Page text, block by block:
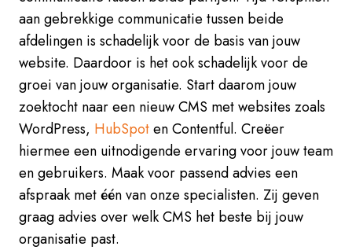
aan gebrekkige communicatie tussen beide
afdelingen is schadelijk voor de basis van jouw
website. Daardoor is het ook schadelijk voor de
groei van jouw organisatie. Start daarom jouw
zoektocht naar een nieuw CMS met websites zoals
WordPress, HubSpoten Contentful. Creëer
hiermee een uitnodigende ervaring voor jouw team
en gebruikers. Maak voor passend advies een
afspraak met één van onze specialisten. Zij geven
graag advies over welk CMS het beste bij jouw
organisatie past.